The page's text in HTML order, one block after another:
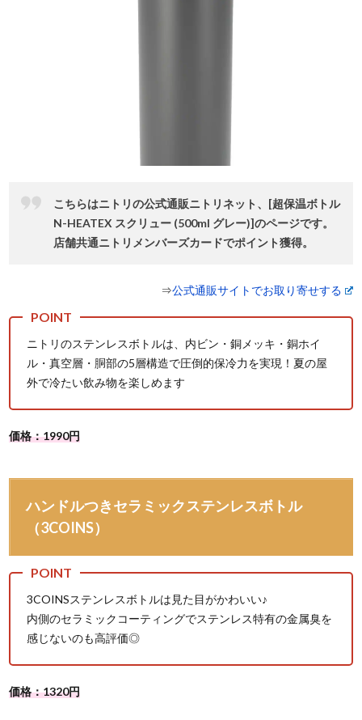
こちらはニトリの公式通販ニトリネット、[超保温ボトル
N-HEATEX スクリュー (500ml グレー)]のページです。
店舗共通ニトリメンバーズカードでポイント獲得。
⇒公式通販サイトでお取り寄せする
ニトリのステンレスボトルは、内ビン・銅メッキ・銅ホイ
ル・真空層・胴部の5層構造で圧倒的保冷力を実現！夏の屋
外で冷たい飲み物を楽しめます
価格：1990円
ハンドルつきセラミックステンレスボトル
（3COINS）
3COINSステンレスボトルは見た目がかわいい♪
内側のセラミックコーティングでステンレス特有の金属臭を
感じないのも高評価◎
価格：1320円